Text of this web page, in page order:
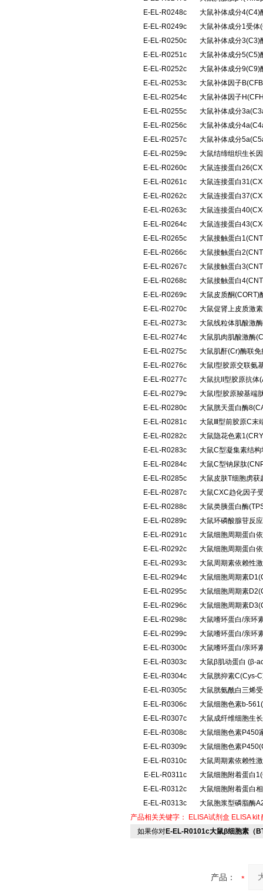
E-EL-R0248c
大鼠补体成分4(C4)
E-EL-R0249c
大鼠补体成分1受体
E-EL-R0250c
大鼠补体成分3(C3)
E-EL-R0251c
大鼠补体成分5(C5)
E-EL-R0252c
大鼠补体成分9(C9)
E-EL-R0253c
大鼠补体因子
E-EL-R0254c
大鼠补体因子
E-EL-R0255c
大鼠补体成分
E-EL-R0256c
大鼠补体成分
E-EL-R0257c
大鼠补体成分
E-EL-R0259c
大鼠结缔组织生长
E-EL-R0260c
大鼠连接蛋白
E-EL-R0261c
大鼠连接蛋白
E-EL-R0262c
大鼠连接蛋白
E-EL-R0263c
大鼠连接蛋白
E-EL-R0264c
大鼠连接蛋白
E-EL-R0265c
大鼠接触蛋白
E-EL-R0266c
大鼠接触蛋白
E-EL-R0267c
大鼠接触蛋白
E-EL-R0268c
大鼠接触蛋白
E-EL-R0269c
大鼠皮质酮(CORT)
E-EL-R0270c
大鼠促肾上皮质激
E-EL-R0273c
大鼠线粒体肌酸激
E-EL-R0274c
大鼠肌肉肌酸激酶
E-EL-R0275c
大鼠肌酐(Cr)酶联
E-EL-R0276c
大鼠I型胶原交联氨
E-EL-R0277c
大鼠抗II型胶原抗体
E-EL-R0279c
大鼠I型胶原羧基端
E-EL-R0280c
大鼠胱天蛋白酶
E-EL-R0281c
大鼠Ⅲ型前胶原C末
E-EL-R0282c
大鼠隐花色素
E-EL-R0283c
大鼠C型凝集素结
E-EL-R0284c
大鼠C型钠尿肽
E-EL-R0285c
大鼠皮肤T细胞虏获
E-EL-R0287c
大鼠CXC趋化因子
E-EL-R0288c
大鼠类胰蛋白酶
E-EL-R0289c
大鼠环磷酸腺苷反
E-EL-R0291c
大鼠细胞周期蛋白
E-EL-R0292c
大鼠细胞周期蛋白
E-EL-R0293c
大鼠周期素依赖性
E-EL-R0294c
大鼠细胞周期素
E-EL-R0295c
大鼠细胞周期素
E-EL-R0296c
大鼠细胞周期素
E-EL-R0298c
大鼠嗜环蛋白/亲环
E-EL-R0299c
大鼠嗜环蛋白/亲环
E-EL-R0300c
大鼠嗜环蛋白/亲环
E-EL-R0303c
大鼠β肌动蛋白 (β-
E-EL-R0304c
大鼠胱抑素C(Cys-
E-EL-R0305c
大鼠胱氨酰白三烯
E-EL-R0306c
大鼠细胞色素b-
E-EL-R0307c
大鼠成纤维细胞生
E-EL-R0308c
大鼠细胞色素P450
E-EL-R0309c
大鼠细胞色素
E-EL-R0310c
大鼠周期素依赖性
E-EL-R0311c
大鼠细胞附着蛋白
E-EL-R0312c
大鼠细胞附着蛋白
E-EL-R0313c
大鼠胞浆型磷脂酶
产品相关关键字：
ELISA试剂盒 ELISA kit
如果你对E-EL-R0101c大鼠β细胞素（
产品：